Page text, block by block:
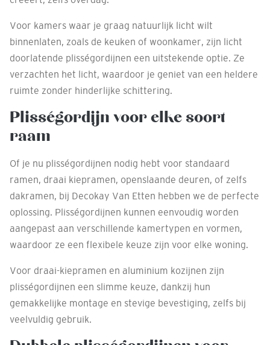
Voor kamers waar je graag natuurlijk licht wilt
binnenlaten, zoals de keuken of woonkamer, zijn licht
doorlatende plisségordijnen een uitstekende optie. Ze
verzachten het licht, waardoor je geniet van een heldere
ruimte zonder hinderlijke schittering.
Plisségordijn voor elke soort
raam
Of je nu plisségordijnen nodig hebt voor standaard
ramen, draai kiepramen, openslaande deuren, of zelfs
dakramen, bij Decokay Van Etten hebben we de perfecte
oplossing. Plisségordijnen kunnen eenvoudig worden
aangepast aan verschillende kamertypen en vormen,
waardoor ze een flexibele keuze zijn voor elke woning.
Voor draai-kiepramen en aluminium kozijnen zijn
plisségordijnen een slimme keuze, dankzij hun
gemakkelijke montage en stevige bevestiging, zelfs bij
veelvuldig gebruik.